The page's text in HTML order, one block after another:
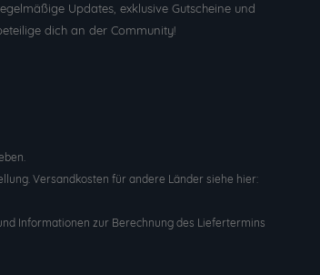
Updates, exklusive Gutscheine und
dich an der Community!
Versandkosten für andere Länder siehe hier:
Informationen zur Berechnung des Liefertermins